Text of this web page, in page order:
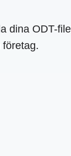
dina ODT-